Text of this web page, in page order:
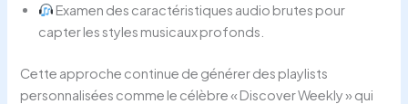
Examen des caractéristiques audio brutes pour
capter les styles musicaux profonds.
Cette approche continue de générer des playlists
personnalisées comme le célèbre « Discover Weekly » qui